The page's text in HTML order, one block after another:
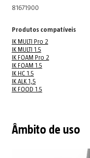
81671900
Produtos compatíveis
IK MULTI Pro 2
IK MULTI 1.5
IK FOAM Pro 2
IK FOAM 1.5
IK HC 1.5
IK ALK 1,5
IK FOOD 1.5
Âmbito de uso